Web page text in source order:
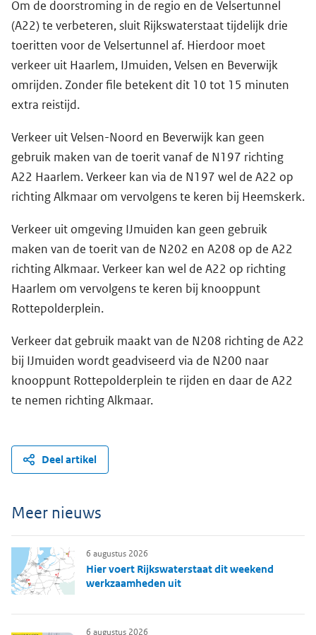
Om de doorstroming in de regio en de Velsertunnel
(A22) te verbeteren, sluit Rijkswaterstaat tijdelijk drie
toeritten voor de Velsertunnel af. Hierdoor moet
verkeer uit Haarlem, IJmuiden, Velsen en Beverwijk
omrijden. Zonder file betekent dit 10 tot 15 minuten
extra reistijd.
Verkeer uit Velsen-Noord en Beverwijk kan geen
gebruik maken van de toerit vanaf de N197 richting
A22 Haarlem. Verkeer kan via de N197 wel de A22 op
richting Alkmaar om vervolgens te keren bij Heemskerk.
Verkeer uit omgeving IJmuiden kan geen gebruik
maken van de toerit van de N202 en A208 op de A22
richting Alkmaar. Verkeer kan wel de A22 op richting
Haarlem om vervolgens te keren bij knooppunt
Rottepolderplein.
Verkeer dat gebruik maakt van de N208 richting de A22
bij IJmuiden wordt geadviseerd via de N200 naar
knooppunt Rottepolderplein te rijden en daar de A22
te nemen richting Alkmaar.
Deel artikel
Meer nieuws
Hier voert Rijkswaterstaat dit weekend
werkzaamheden uit
6 augustus 2026
6 augustus 2026